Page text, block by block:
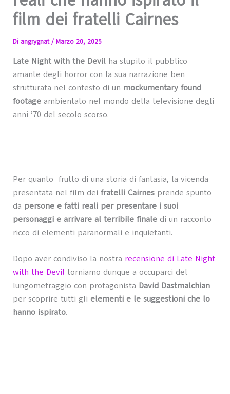
film dei fratelli Cairnes
Di angrygnat/ Marzo 20, 2025
Late Night with the Devilha stupito il pubblico
amante degli horror con la sua narrazione ben
strutturata nel contesto di un mockumentary found
footageambientato nel mondo della televisione degli
anni ’70 del secolo scorso.
Per quanto frutto di una storia di fantasia, la vicenda
presentata nel film dei fratelli Cairnesprende spunto
da persone e fatti reali per presentare i suoi
personaggi e arrivare al terribile finaledi un racconto
ricco di elementi paranormali e inquietanti.
Dopo aver condiviso la nostra recensione di Late Night
with the Devil torniamo dunque a occuparci del
lungometraggio con protagonista David Dastmalchian
per scoprire tutti gli elementi e le suggestioni che lo
hanno ispirato.